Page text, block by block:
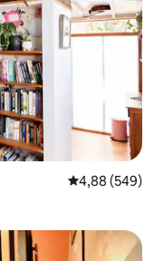
Gemiddelde
4,88 (549)